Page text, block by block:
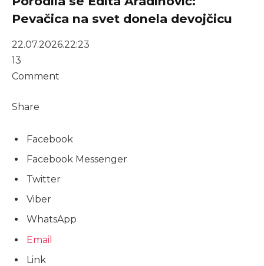
Pevačica na svet donela devojčicu
22.07.2026.22:23
13
Comment
Share
Facebook
Facebook Messenger
Twitter
Viber
WhatsApp
Email
Link